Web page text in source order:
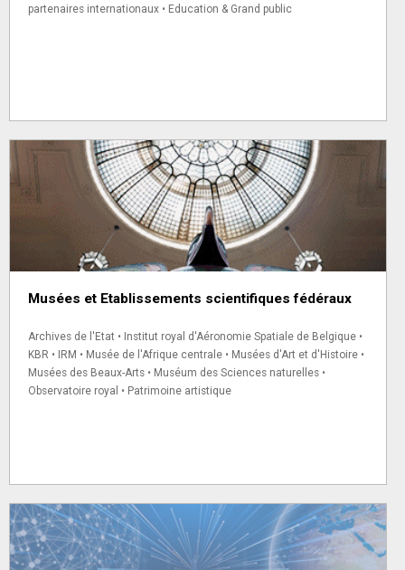
partenaires internationaux • Education & Grand public
Musées et Etablissements scientifiques fédéraux
Archives de l'Etat • Institut royal d'Aéronomie Spatiale de Belgique •
KBR • IRM • Musée de l'Afrique centrale • Musées d'Art et d'Histoire •
Musées des Beaux-Arts • Muséum des Sciences naturelles •
Observatoire royal • Patrimoine artistique